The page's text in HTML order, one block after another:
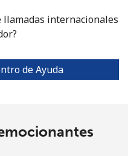
llamadas internacionales
de Ayuda